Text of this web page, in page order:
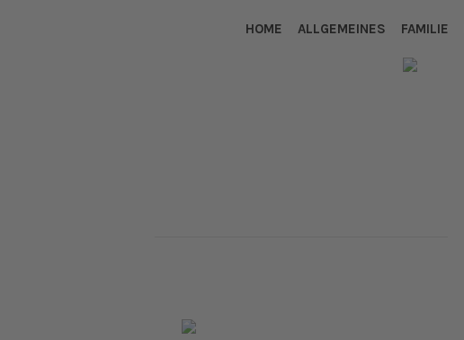
HOME ALLGEMEINES FAMILIE